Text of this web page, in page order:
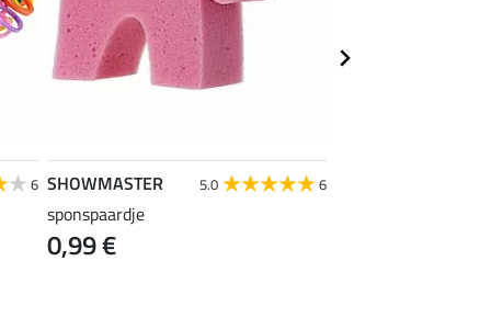
6 SHOWMASTER 5.0 6
sponspaardje
0,99 €